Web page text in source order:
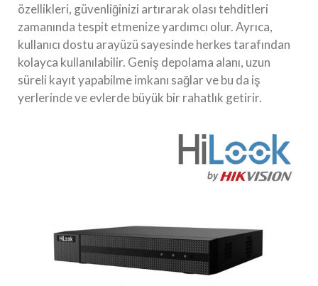
özellikleri, güvenliğinizi artırarak olası tehditleri
zamanında tespit etmenize yardımcı olur. Ayrıca,
kullanıcı dostu arayüzü sayesinde herkes tarafından
kolayca kullanılabilir. Geniş depolama alanı, uzun
süreli kayıt yapabilme imkanı sağlar ve bu da iş
yerlerinde ve evlerde büyük bir rahatlık getirir.